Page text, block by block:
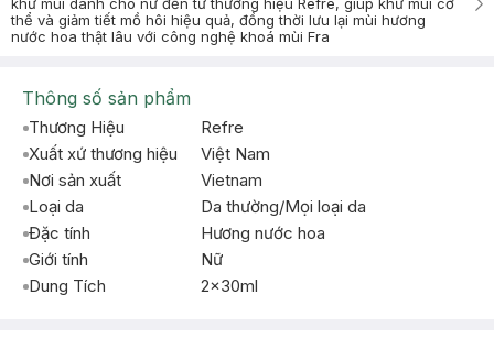
thể và giảm tiết mồ hôi hiệu quả, đồng thời lưu lại mùi hương
nước hoa thật lâu với công nghệ khoá mùi Fra
Thông số sản phẩm
Thương Hiệu
Refre
Xuất xứ thương hiệu
Việt Nam
Nơi sản xuất
Vietnam
Loại da
Da thường/Mọi loại da
Đặc tính
Hương nước hoa
Giới tính
Nữ
Dung Tích
2x30ml